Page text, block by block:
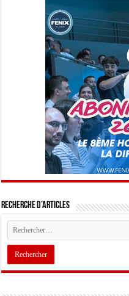
Recherche d’articles